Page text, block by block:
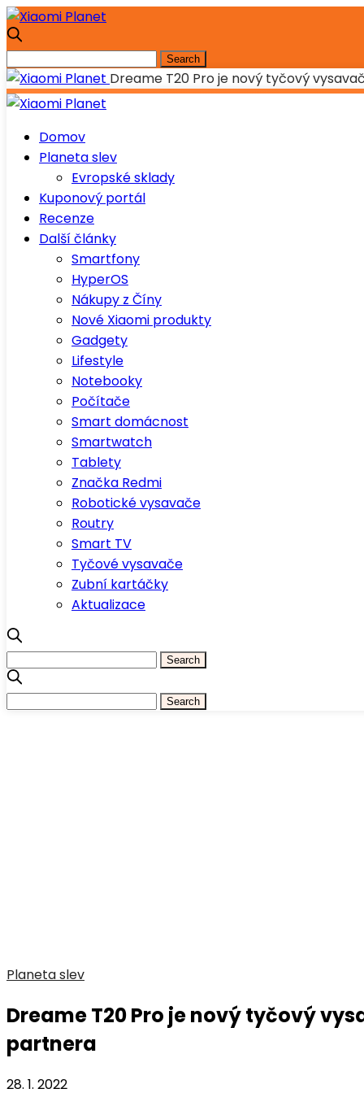
Dreame T20 Pro je nový tyčový
Domov
Planeta slev
Evropské sklady
Kuponový portál
Recenze
Další články
Smartfony
HyperOS
Nákupy z Číny
Nové Xiaomi produkty
Gadgety
Lifestyle
Notebooky
Počítače
Smart domácnost
Smartwatch
Tablety
Značka Redmi
Robotické vysavače
Routry
Smart TV
Tyčové vysavače
Zubní kartáčky
Aktualizace
Planeta slev
Dreame T20 Pro je nový tyčový
partnera
28. 1. 2022